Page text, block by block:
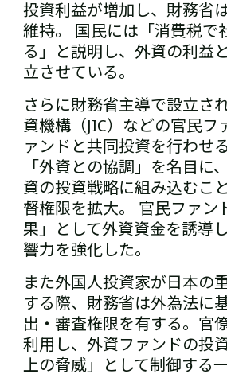
投資利益が増加し、財務省
維持。 国民には「消費税で
る」と説明し、外資の利益
立させている。
さらに財務省主導で設立さ
資機構（JIC）などの官民フ
ァンドと共同投資を行わせ
「外資との協調」を名目に
資の投資戦略に組み込むこ
督権限を拡大。 官民ファン
果」として外資資金を誘導
響力を強化した。
また外国人投資家が日本の
する際、財務省は外為法に
出・審査権限を有する。官
利用し、外資ファンドの投
上の脅威」として制御する